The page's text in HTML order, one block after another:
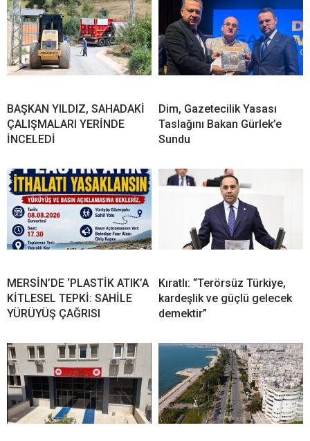
BAŞKAN YILDIZ, SAHADAKİ
ÇALIŞMALARI YERİNDE
İNCELEDİ
Dim, Gazetecilik Yasası
Taslağını Bakan Gürlek’e
Sundu
MERSİN’DE ‘PLASTİK ATIK’A
KİTLESEL TEPKİ: SAHİLE
YÜRÜYÜŞ ÇAĞRISI
Kıratlı: “Terörsüz Türkiye,
kardeşlik ve güçlü gelecek
demektir”